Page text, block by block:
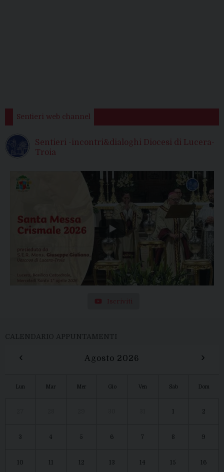
Sentieri web channel
Sentieri -incontri&dialoghi Diocesi di Lucera-
Troia
Iscriviti
CALENDARIO APPUNTAMENTI
‹ Agosto 2026 ›
Lun Mar Mer Gio Ven Sab Dom
1 2
3 4 5 6 7 8 9
10 11 12 13 14 15 16